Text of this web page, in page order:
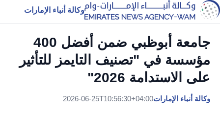
وكالة أنباء الإمارات
جامعة أبوظبي ضمن أفضل 400
مؤسسة في "تصنيف التايمز للتأثير
على الاستدامة 2026"
وكالة أنباء الإمارات2026-06-25T10:56:30+04:00